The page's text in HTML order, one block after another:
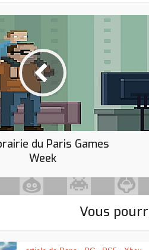
du Paris Games
Week
Vous